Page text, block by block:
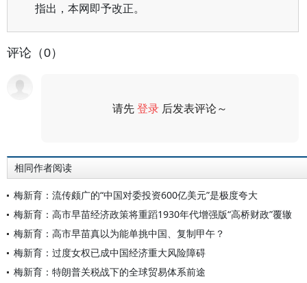
指出，本网即予改正。
评论（0）
请先登录 后发表评论～
相同作者阅读
梅新育：流传颇广的“中国对委投资600亿美元”是极度夸大
梅新育：高市早苗经济政策将重蹈1930年代增强版“高桥财政”覆辙
梅新育：高市早苗真以为能单挑中国、复制甲午？
梅新育：过度女权已成中国经济重大风险障碍
梅新育：特朗普关税战下的全球贸易体系前途